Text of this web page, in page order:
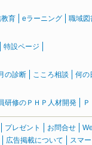
育 eラーニング 職域図
特設ページ
の診断 こころ相談 何の
研修のＰＨＰ人材開発
プレゼント お問合せ
広告掲載について スマ